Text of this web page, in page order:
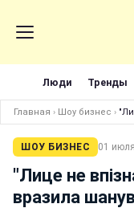
Люди Тренды
Главная › Шоу бизнес ›
ШОУ БИЗНЕС 01
"Лице не
вразила